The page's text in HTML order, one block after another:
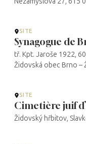
SITE
Synagogue de
tř. Kpt. Jaroše 1922,
Židovská obec Brno –
SITE
Cimetière juif
Židovský hřbitov,